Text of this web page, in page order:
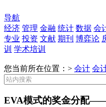
导航
经济 管理 金融 统计 数据 会
专业 投资 文献 期刊 博弈论
训 学术培训
您当前所在位置：> 会计 会
EVA模式的奖金分配